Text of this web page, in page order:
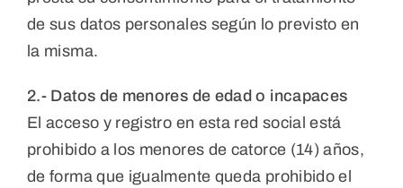
de sus datos personales según lo previsto en
la misma.
2.- Datos de menores de edad o incapaces
El acceso y registro en esta red social está
prohibido a los menores de catorce (14) años,
de forma que igualmente queda prohibido el